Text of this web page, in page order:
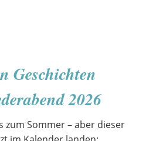
Geschichten
2026
zum Sommer – aber dieser